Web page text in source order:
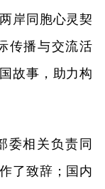
岸同胞心灵契
传播与交流活
故事，助力构
委相关负责同
了致辞；国内